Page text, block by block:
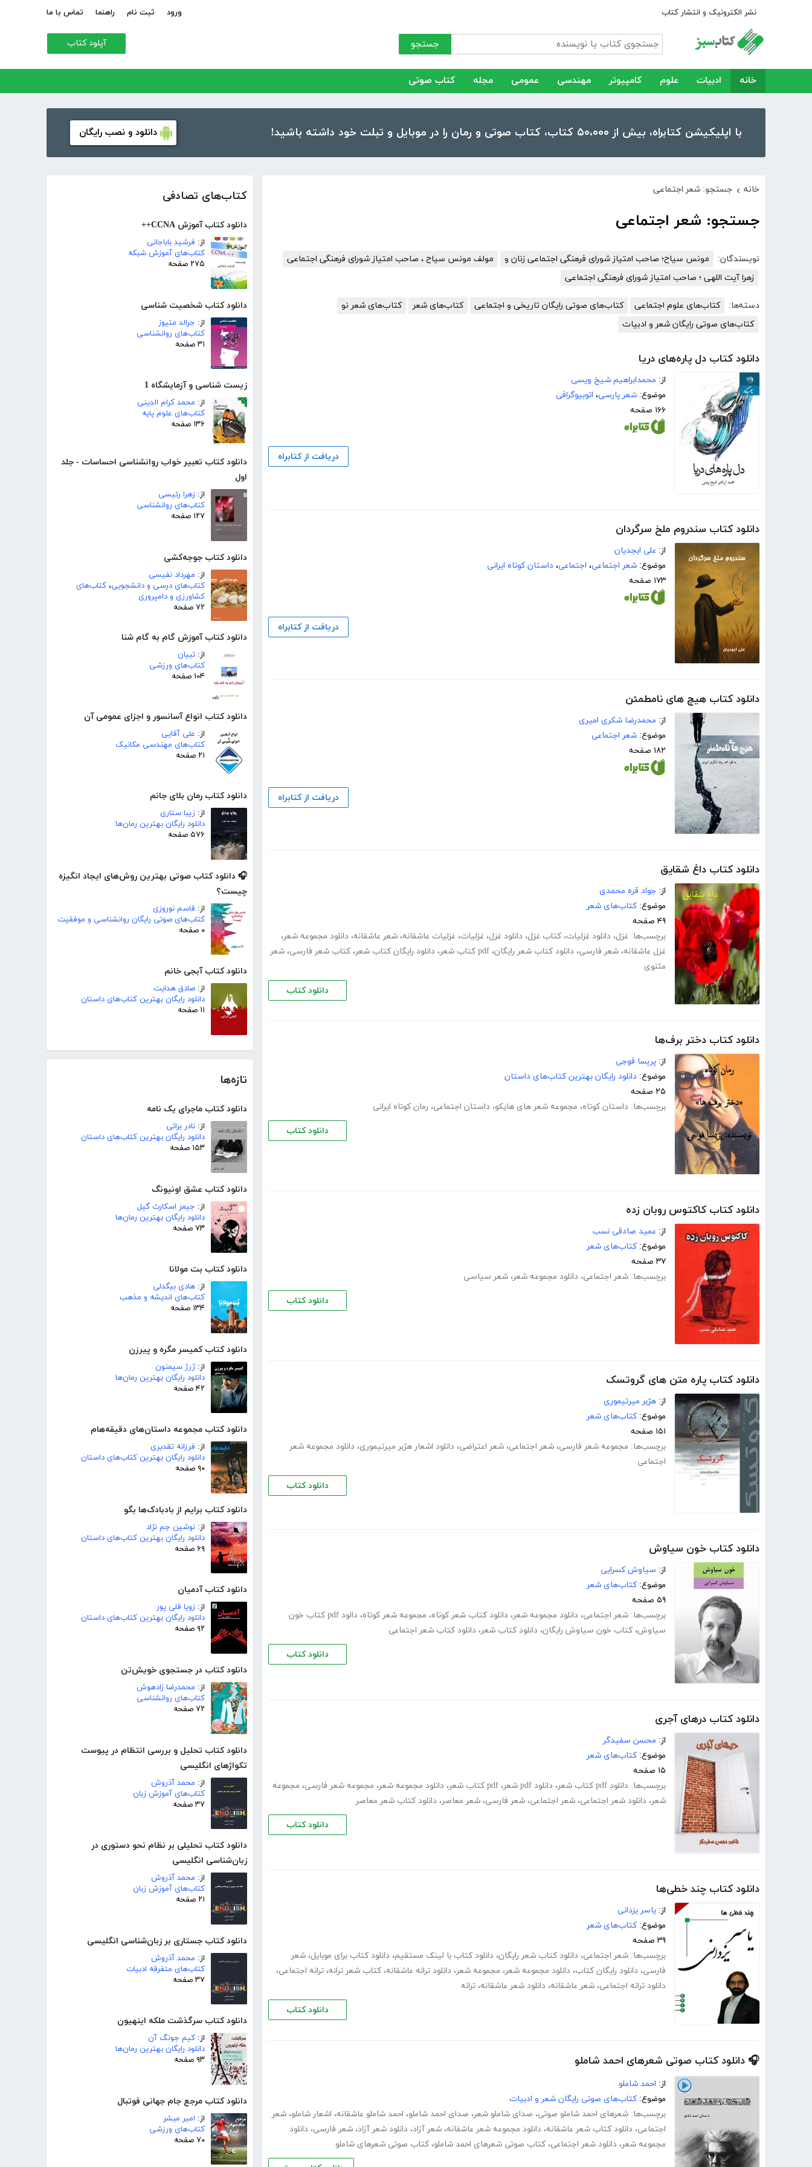
نشر الکترونیک و انتشار کتاب ورود ثبت نام راهنما تماس با ما
جستجو آپلود کتاب
خانه ادبیات علوم کامپیوتر مهندسی عمومی مجله کتاب صوتی
با اپلیکیشن کتابراه، بیش از ۵۰،۰۰۰ کتاب، کتاب صوتی و رمان را در موبایل و تبلت خود داشته باشید! دانلود و نصب رایگان
کتاب‌های تصادفی
دانلود کتاب آموزش CCNA++
از: فرشید باباجانی
کتاب‌های آموزش شبکه
۲۷۵ صفحه
دانلود کتاب شخصیت شناسی
از: جرالد متیوز
کتاب‌های روانشناسی
۳۱ صفحه
زیست شناسی و آزمایشگاه 1
از: محمد کرام الدینی
کتاب‌های علوم پایه
۱۳۶ صفحه
دانلود کتاب تعبیر خواب روانشناسی احساسات - جلد
اول
از: زهرا رئیسی
کتاب‌های روانشناسی
۱۲۷ صفحه
دانلود کتاب جوجه‌کشی
از: مهرداد نفیسی
کتاب‌های درسی و دانشجویی، کتاب‌های
کشاورزی و دامپروری
۷۲ صفحه
دانلود کتاب آموزش گام به گام شنا
از: تبیان
کتاب‌های ورزشی
۱۰۴ صفحه
دانلود کتاب انواع آسانسور و اجزای عمومی آن
از: علی آقایی
کتاب‌های مهندسی مکانیک
۲۱ صفحه
دانلود کتاب رمان بلای جانم
از: زیبا ستاری
دانلود رایگان بهترین رمان‌ها
۵۷۶ صفحه
🎧 دانلود کتاب صوتی بهترین روش‌های ایجاد انگیزه
چیست؟
از: قاسم نوروزی
کتاب‌های صوتی رایگان روانشناسی و موفقیت
۰ صفحه
دانلود کتاب آبجی خانم
از: صادق هدایت
دانلود رایگان بهترین کتاب‌های داستان
۱۱ صفحه
تازه‌ها
دانلود کتاب ماجرای یک نامه
از: نادر براتی
دانلود رایگان بهترین کتاب‌های داستان
۱۵۳ صفحه
دانلود کتاب عشق اونیونگ
از: جیمز اسکارث گیل
دانلود رایگان بهترین رمان‌ها
۷۳ صفحه
دانلود کتاب بت مولانا
از: هادی بیگدلی
کتاب‌های اندیشه و مذهب
۱۳۴ صفحه
دانلود کتاب کمیسر مگره و پیرزن
از:ژرژ سیمنون
دانلود رایگان بهترین رمان‌ها
۴۲ صفحه
دانلود کتاب مجموعه داستان‌های دقیقه‌هام
از: فرزانه تقدیری
دانلود رایگان بهترین کتاب‌های داستان
۹۰ صفحه
دانلود کتاب برایم از بادبادک‌ها بگو
از: نوشین جم نژاد
دانلود رایگان بهترین کتاب‌های داستان
۶۹ صفحه
دانلود کتاب آدمیان
از: زویا قلی پور
دانلود رایگان بهترین کتاب‌های داستان
۹۲ صفحه
دانلود کتاب در جستجوی خویش‌تن
از: محمدرضا زادهوش
کتاب‌های روانشناسی
۷۲ صفحه
دانلود کتاب تحلیل و بررسی انتظام در پیوست
تکواژهای انگلیسی
از: محمد آذروش
کتاب‌های آموزش زبان
۳۷ صفحه
دانلود کتاب تحلیلی بر نظام نحو دستوری در
زبان‌شناسی انگلیسی
از: محمد آذروش
کتاب‌های آموزش زبان
۲۱ صفحه
دانلود کتاب جستاری بر زبان‌شناسی انگلیسی
از: محمد آذروش
کتاب‌های متفرقه ادبیات
۳۷ صفحه
دانلود کتاب سرگذشت ملکه اینهیون
از: کیم جونگ آن
دانلود رایگان بهترین رمان‌ها
۹۳ صفحه
دانلود کتاب مرجع جام جهانی فوتبال
از: امیر مبشر
کتاب‌های ورزشی
۷۰ صفحه
خانه › جستجو: شعر اجتماعی
جستجو: شعر اجتماعی
نویسندگان: مونس سیاح؛ صاحب امتیاز شورای فرهنگی اجتماعی زنان و
مولف مونس سیاح ، صاحب امتیاز شورای فرهنگی اجتماعی
زهرا آیت اللهی ؛ صاحب امتیاز شورای فرهنگی اجتماعی
دسته‌ها: کتاب‌های علوم اجتماعی کتاب‌های صوتی رایگان تاریخی و اجتماعی کتاب‌های شعر
کتاب‌های شعر نو
کتاب‌های صوتی رایگان شعر و ادبیات
دانلود کتاب دل پاره‌های دریا
از: محمدابراهیم شیخ ویسی
موضوع: شعر پارسی، اتوبیوگرافی
۱۶۶ صفحه
دریافت از کتابراه
دانلود کتاب سندروم ملخ سرگردان
از: علی ابجدیان
موضوع: شعر اجتماعی، اجتماعی، داستان کوتاه ایرانی
۱۷۳ صفحه
دریافت از کتابراه
دانلود کتاب هیچ های نامطمئن
از: محمدرضا شکری امیری
موضوع: شعر اجتماعی
۱۸۲ صفحه
دریافت از کتابراه
دانلود کتاب داغ شقایق
از: جواد قره محمدی
موضوع: کتاب‌های شعر
۴۹ صفحه
برچسب‌ها: غزل، دانلود غزلیات، کتاب غزل، دانلود غزل، غزلیات، غزلیات عاشقانه، شعر عاشقانه، دانلود مجموعه شعر،
غزل عاشقانه، شعر فارسی، دانلود کتاب شعر رایگان، pdf کتاب شعر ، دانلود رایگان کتاب شعر، کتاب شعر فارسی، شعر
مثنوی
دانلود کتاب
دانلود کتاب دختر برف‌ها
از: پریسا فوجی
موضوع: دانلود رایگان بهترین کتاب‌های داستان
۲۵ صفحه
برچسب‌ها: داستان کوتاه، مجموعه شعر های هایکو، داستان اجتماعی، رمان کوتاه ایرانی
دانلود کتاب
دانلود کتاب کاکتوس روبان زده
از: عمید صادقی نسب
موضوع: کتاب‌های شعر
۳۷ صفحه
برچسب‌ها: شعر اجتماعی، دانلود مجموعه شعر، شعر سیاسی
دانلود کتاب
دانلود کتاب پاره متن های گروتسک
از: هژبر میرتیموری
موضوع: کتاب‌های شعر
۱۵۱ صفحه
برچسب‌ها: مجموعه شعر فارسی، شعر اجتماعی، شعر اعتراضی، دانلود اشعار هژبر میرتیموری، دانلود مجموعه شعر
اجتماعی
دانلود کتاب
دانلود کتاب خون سیاوش
از: سیاوش کسرایی
موضوع: کتاب‌های شعر
۵۹ صفحه
برچسب‌ها: شعر اجتماعی، دانلود مجموعه شعر، دانلود کتاب شعر کوتاه، مجموعه شعر کوتاه،
دالود pdf کتاب خون
سیاوش، کتاب خون سیاوش رایگان، دانلود کتاب شعر، دانلود کتاب شعر اجتماعی
دانلود کتاب
دانلود کتاب درهای آجری
از: محسن سفیدگر
موضوع: کتاب‌های شعر
۱۵ صفحه
برچسب‌ها: دانلود pdf کتاب شعر ، دانلود pdf شعر ، pdf کتاب شعر ، دانلود مجموعه شعر، مجموعه شعر فارسی، مجموعه
شعر، دانلود شعر اجتماعی، شعر اجتماعی، شعر فارسی، شعر معاصر، دانلود کتاب شعر معاصر
دانلود کتاب
دانلود کتاب چند خطی‌ها
از: یاسر یزدانی
موضوع: کتاب‌های شعر
۳۹ صفحه
برچسب‌ها: شعر اجتماعی، دانلود کتاب شعر رایگان، دانلود کتاب با لینک مستقیم، دانلود کتاب برای موبایل، شعر
فارسی، دانلود رایگان کتاب، دانلود مجموعه شعر، مجموعه شعر، دانلود ترانه عاشقانه، کتاب شعر ترانه، ترانه اجتماعی،
دانلود ترانه اجتماعی، شعر عاشقانه، دانلود شعر عاشقانه، ترانه
دانلود کتاب
🎧 دانلود کتاب صوتی شعرهای احمد شاملو
از: احمد شاملو
موضوع: کتاب‌های صوتی رایگان شعر و ادبیات
برچسب‌ها: شعرهای احمد شاملو صوتی، صدای شاملو شعر، صدای احمد شاملو، احمد شاملو عاشقانه، اشعار شاملو، شعر
اجتماعی، دانلود کتاب شعر عاشقانه، دانلود مجموعه شعر عاشقانه، شعر آزاد، دانلود شعر آزاد، شعر فارسی، دانلود
مجموعه شعر، دانلود شعر اجتماعی، کتاب صوتی شعرهای احمد شاملو، کتاب صوتی شعرهای شاملو